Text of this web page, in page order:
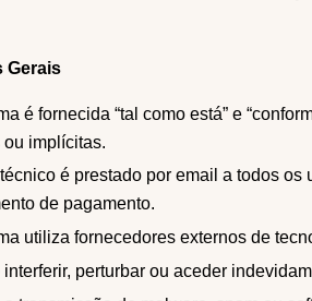
Gerais
é fornecida “tal como está” e
implícitas.
é prestado por email a todos os
de pagamento.
utiliza fornecedores externos de
interferir, perturbar ou aceder